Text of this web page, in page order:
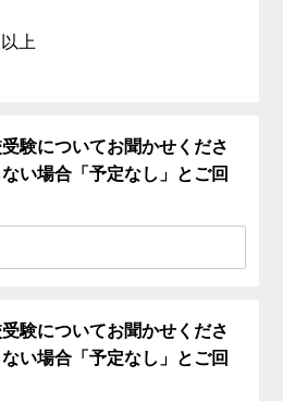
上
験についてお聞かせくださ
い場合「予定なし」とご回
験についてお聞かせくださ
い場合「予定なし」とご回